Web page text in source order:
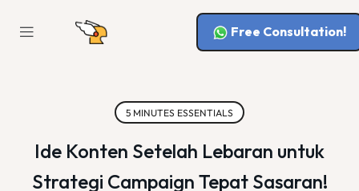
Free Consultation!
5 MINUTES ESSENTIALS
Ide Konten Setelah Lebaran untuk
Strategi Campaign Tepat Sasaran!